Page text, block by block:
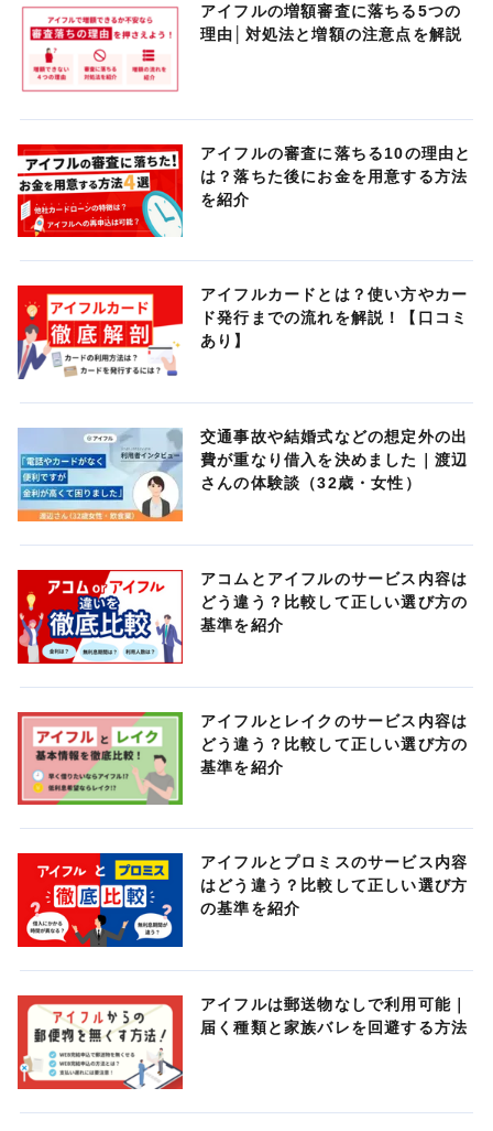
アイフルの増額審査に落ちる5つの
理由│対処法と増額の注意点を解説
アイフルの審査に落ちる10の理由と
は？落ちた後にお金を用意する方法
を紹介
アイフルカードとは？使い方やカー
ド発行までの流れを解説！【口コミ
あり】
交通事故や結婚式などの想定外の出
費が重なり借入を決めました｜渡辺
さんの体験談（32歳・女性）
アコムとアイフルのサービス内容は
どう違う？比較して正しい選び方の
基準を紹介
アイフルとレイクのサービス内容は
どう違う？比較して正しい選び方の
基準を紹介
アイフルとプロミスのサービス内容
はどう違う？比較して正しい選び方
の基準を紹介
アイフルは郵送物なしで利用可能｜
届く種類と家族バレを回避する方法